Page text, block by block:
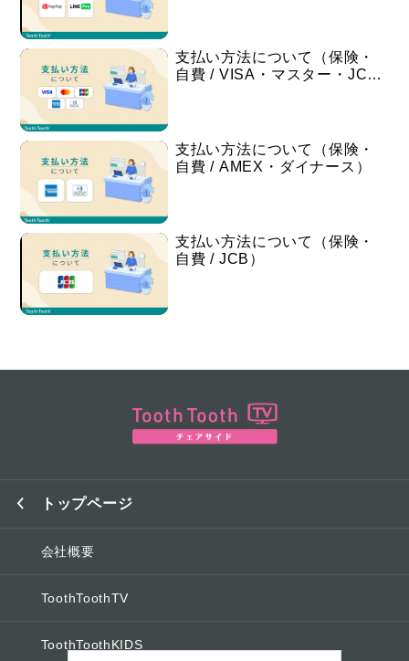
支払い方法について（保険・
自費 / VISA・マスター・JC…
支払い方法について（保険・
自費 / AMEX・ダイナース）
支払い方法について（保険・
自費 / JCB）
トップページ
会社概要
ToothToothTV
ToothToothKIDS